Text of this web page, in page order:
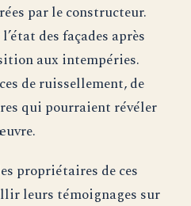
par le constructeur.
des façades après
aux intempéries.
de ruissellement, de
qui pourraient révéler
propriétaires de ces
leurs témoignages sur